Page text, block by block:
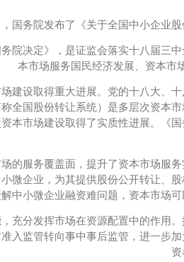
国务院发布了《关于全国中小企业
院决定》，是证监会落实十八届三
本市场服务国民经济发展、资本市
建设取得重大进展。党的十八大、
全国股份转让系统）是多层次资本
本市场建设取得了实质性进展。《
的服务覆盖面，提升了资本市场服
微企业，为其提供股份公开转让、
中小微企业融资难问题，资本市场
充分发挥市场在资源配置中的作用
入监管转向事中事后监管，进一步